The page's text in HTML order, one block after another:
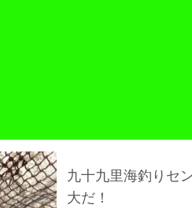
九十九里海釣りセ
大だ！